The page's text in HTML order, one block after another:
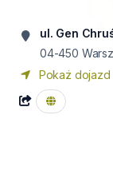
ul. Gen
04-450
Pokaż dojazd